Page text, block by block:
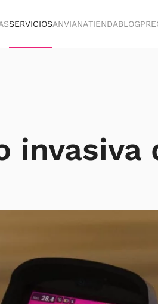
SERVICIOSANVIANATIENDABLOG
invasiva